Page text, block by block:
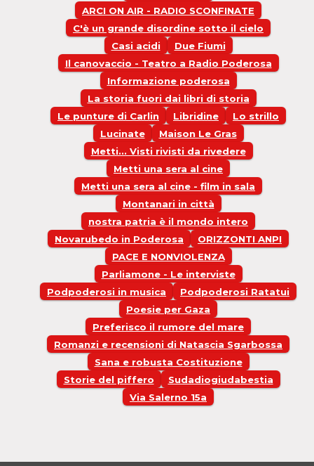
ARCI ON AIR - RADIO SCONFINATE
C'è un grande disordine sotto il cielo
Casi acidi
Due Fiumi
Il canovaccio - Teatro a Radio Poderosa
Informazione poderosa
La storia fuori dai libri di storia
Le punture di Carlin
Libridine
Lo strillo
Lucinate
Maison Le Gras
Metti... Visti rivisti da rivedere
Metti una sera al cine
Metti una sera al cine - film in sala
Montanari in città
nostra patria è il mondo intero
Novarubedo in Poderosa
ORIZZONTI ANPI
PACE E NONVIOLENZA
Parliamone - Le interviste
Podpoderosi in musica
Podpoderosi Ratatui
Poesie per Gaza
Preferisco il rumore del mare
Romanzi e recensioni di Natascia Sgarbossa
Sana e robusta Costituzione
Storie del piffero
Sudadiogiudabestia
Via Salerno 15a